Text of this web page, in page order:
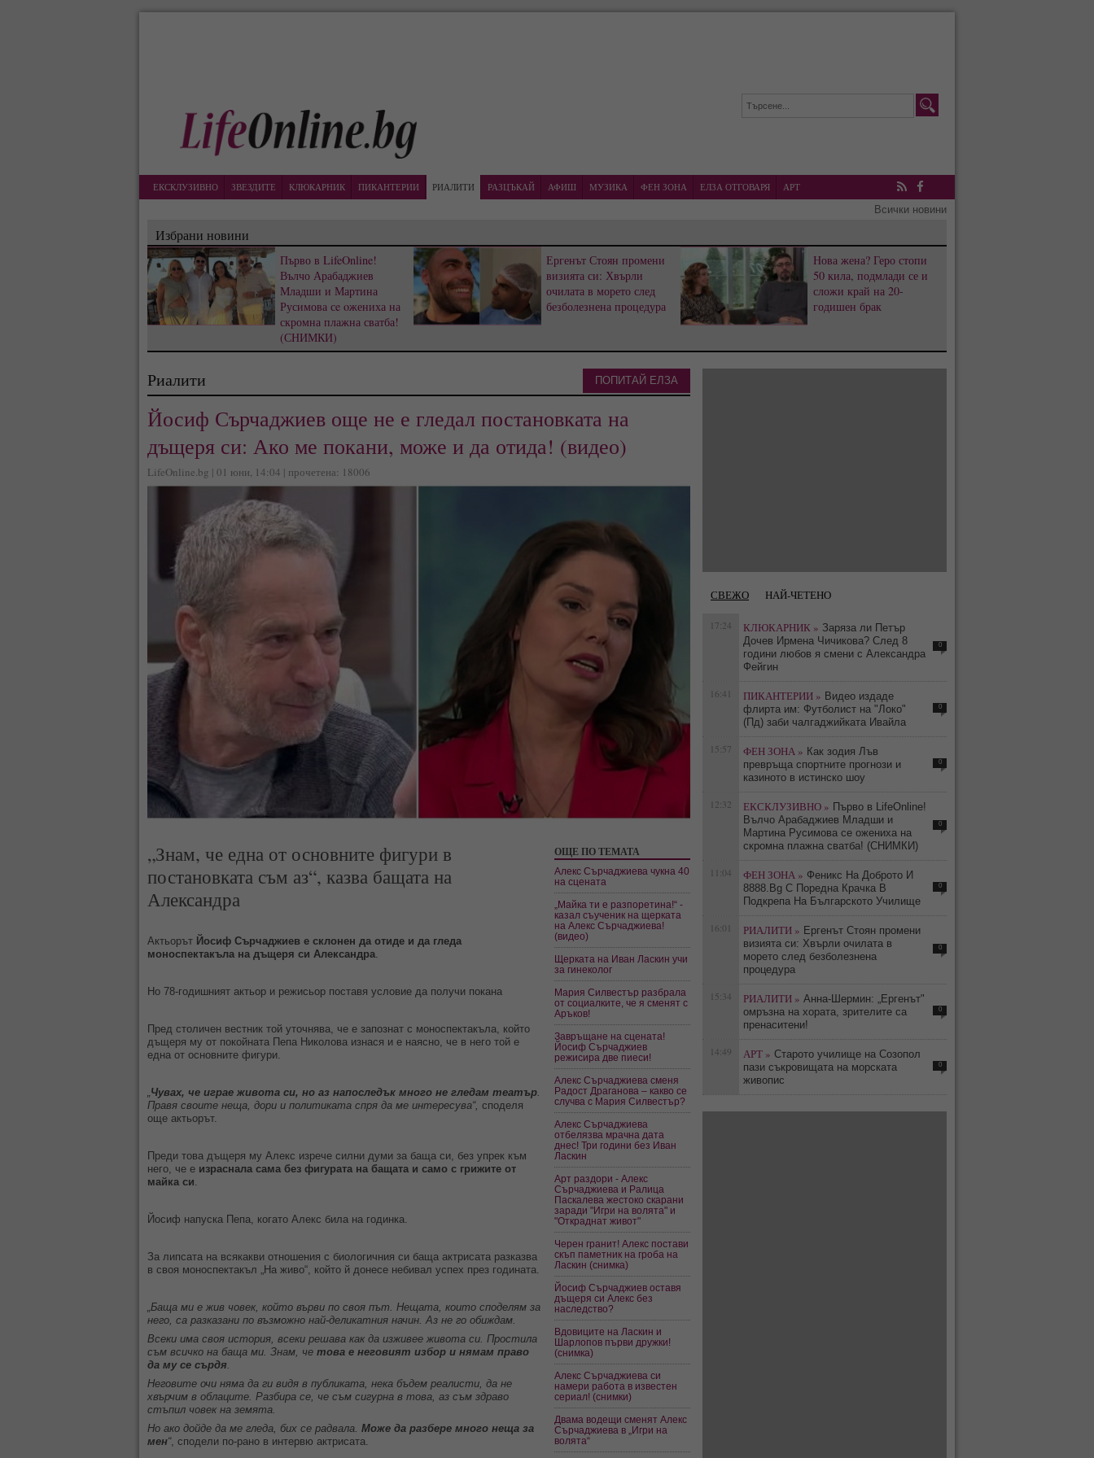
ЕКСКЛУЗИВНО ЗВЕЗДИТЕ КЛЮКАРНИК ПИКАНТЕРИИ РИАЛИТИ РАЗЦЪКАЙ АФИШ МУЗИКА ФЕН ЗОНА ЕЛЗА ОТГОВАРЯ
АРТ
RSS Facebook
Всички новини
Избрани новини
Първо в LifeOnline!
Вълчо Арабаджиев
Младши и Мартина
Русимова сe oжениха на
скромна плажна сватба!
(СНИМКИ)
Ергенът Стоян промени
визията си: Хвърли
очилата в морето след
безболезнена процедура
Нова жена? Геро стопи
50 кила, подмлади се и
сложи край на 20-
годишен брак
Риалити
Йосиф Сърчаджиев още не е гледал постановката на
дъщеря си: Ако ме покани, може и да отида! (видео)
LifeOnline.bg | 01 юни, 14:04 | прочетена: 18006
„Знам, че една от основните фигури в
постановката съм аз“, казва бащата на
Александра
Актьорът Йосиф Сърчаджиев е склонен да отиде и да гледа
моноспектакъла на дъщеря си Александра.
Но 78-годишният актьор и режисьор поставя условие да получи покана
Пред столичен вестник той уточнява, че е запознат с моноспектакъла, който
дъщеря му от покойната Пепа Николова изнася и е наясно, че в него той е
една от основните фигури.
„Чувах, че играе живота си, но аз напоследък много не гледам театър.
Правя своите неща, дори и политиката спря да ме интересува“, споделя
още актьорът.
Преди това дъщеря му Алекс изрече силни думи за баща си, без упрек към
него, че е израснала сама без фигурата на бащата и само с грижите от
майка си.
Йосиф напуска Пепа, когато Алекс била на годинка.
За липсата на всякакви отношения с биологичния си баща актрисата разказва
в своя моноспектакъл „На живо“, който й донесе небивал успех през годината.
„Баща ми е жив човек, който върви по своя път. Нещата, които споделям за
него, са разказани по възможно най-деликатния начин. Аз не го обиждам.
Всеки има своя история, всеки решава как да изживее живота си. Простила
съм всичко на баща ми. Знам, че това е неговият избор и нямам право
да му се сърдя.
Неговите очи няма да ги видя в публиката, нека бъдем реалисти, да не
хвърчим в облаците. Разбира се, че съм сигурна в това, аз съм здраво
стъпил човек на земята.
Но ако дойде да ме гледа, бих се радвала. Може да разбере много неща за
мен“, сподели по-рано в интервю актрисата.
ОЩЕ ПО ТЕМАТА
Алекс Сърчаджиева чукна 40
на сцената
„Майка ти е разпоретина!“ -
казал съученик на щерката
на Алекс Сърчаджиева!
(видео)
Щерката на Иван Ласкин учи
за гинеколог
Мария Силвестър разбрала
от социалките, че я сменят с
Аръков!
Завръщане на сцената!
Йосиф Сърчаджиев
режисира две пиеси!
Алекс Сърчаджиева сменя
Радост Драганова – какво се
случва с Мария Силвестър?
Алекс Сърчаджиева
отбелязва мрачна дата
днес! Три години без Иван
Ласкин
Арт раздори - Алекс
Сърчаджиева и Ралица
Паскалева жестоко скарани
заради "Игри на волята" и
"Откраднат живот"
Черен гранит! Алекс постави
скъп паметник на гроба на
Ласкин (снимка)
Йосиф Сърчаджиев оставя
дъщеря си Алекс без
наследство?
Вдовиците на Ласкин и
Шарлопов първи дружки!
(снимка)
Алекс Сърчаджиева си
намери работа в известен
сериал! (снимки)
Двама водещи сменят Алекс
Сърчаджиева в „Игри на
волята“
ПОПИТАЙ ЕЛЗА
СВЕЖО НАЙ-ЧЕТЕНО
17:24 КЛЮКАРНИК » Заряза ли Петър
Дочев Ирмена Чичикова? След 8
години любов я смени с Александра
Фейгин
0
16:41 ПИКАНТЕРИИ » Видео издаде
флирта им: Футболист на "Локо"
(Пд) заби чалгаджийката Ивайла
0
15:57 ФЕН ЗОНА » Как зодия Лъв
превръща спортните прогнози и
казиното в истинско шоу
0
12:32 ЕКСКЛУЗИВНО » Първо в LifeOnline!
Вълчо Арабаджиев Младши и
Мартина Русимова сe oжениха на
скромна плажна сватба! (СНИМКИ)
0
11:04 ФЕН ЗОНА » Феникс На Доброто И
8888.Bg С Поредна Крачка В
Подкрепа На Българското Училище
0
16:01 РИАЛИТИ » Ергенът Стоян промени
визията си: Хвърли очилата в
морето след безболезнена
процедура
0
15:34 РИАЛИТИ » Анна-Шермин: „Ергенът"
омръзна на хората, зрителите са
пренаситени!
0
14:49 АРТ » Старото училище на Созопол
пази съкровищата на морската
живопис
0